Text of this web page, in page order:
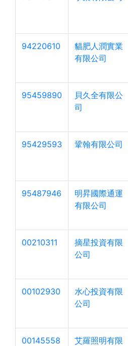
94220610
貓肥人潤實業
有限公司
95459890
貝久全有限公
司
95429593 鞏翰有限公司
95487946
明昇國際通運
有限公司
00210311
摘星投資有限
公司
00102930
水心投資有限
公司
00145558
艾羅照明有限